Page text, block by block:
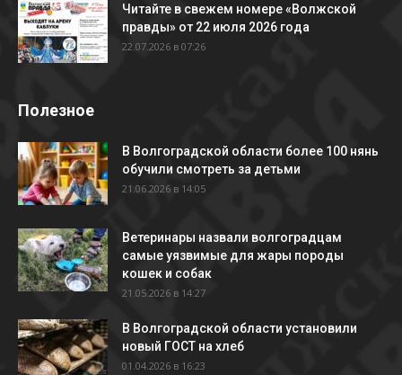
Читайте в свежем номере «Волжской
правды» от 22 июля 2026 года
22.07.2026 в 07:26
Полезное
В Волгоградской области более 100 нянь
обучили смотреть за детьми
21.06.2026 в 14:05
Ветеринары назвали волгоградцам
самые уязвимые для жары породы
кошек и собак
21.05.2026 в 14:27
В Волгоградской области установили
новый ГОСТ на хлеб
01.04.2026 в 16:23